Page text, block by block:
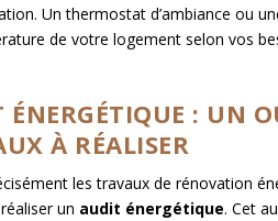
Un thermostat d’ambiance ou
de votre logement selon vos
ÉNERGÉTIQUE : UN
À RÉALISER
les travaux de rénovation
un audit énergétique. Cet